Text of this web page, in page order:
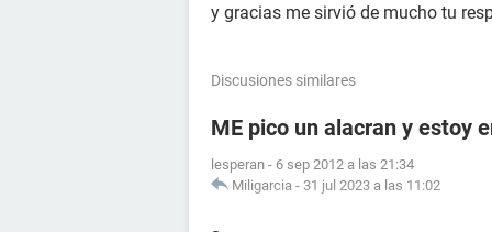
y gracias me sirvió de mucho tu
Discusiones similares
ME pico un alacran y estoy
lesperan - 6 sep 2012 a las 21:34
Miligarcia - 31 jul 2023 a las 11:02